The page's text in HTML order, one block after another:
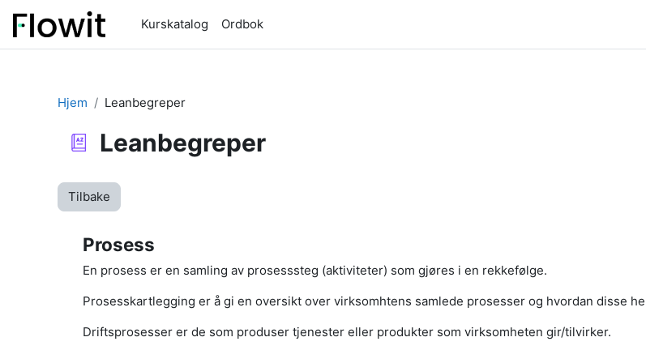
Gå til hovedinnhold
Kurskatalog
Ordbok
Hjem Leanbegreper
Leanbegreper
Tilbake
Prosess
En prosess er en samling av prosesssteg (aktiviteter) som gjøres i en rekkefølge.
Prosesskartlegging er å gi en oversikt over virksomhtens samlede prosesser og hvordan disse
Driftsprosesser er de som produser tjenester eller produkter som virksomheten gir/tilvirker.